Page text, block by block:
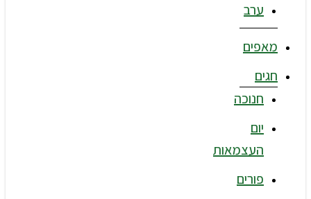
ערב
מאפים
חגים
חנוכה
יום
העצמאות
פורים